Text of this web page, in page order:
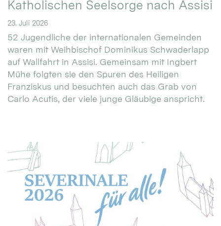
Katholischen Seelsorge nach Assisi
23. Juli 2026
52 Jugendliche der internationalen Gemeinden
waren mit Weihbischof Dominikus Schwaderlapp
auf Wallfahrt in Assisi. Gemeinsam mit Ingbert
Mühe folgten sie den Spuren des Heiligen
Franziskus und besuchten auch das Grab von
Carlo Acutis, der viele junge Gläubige anspricht.